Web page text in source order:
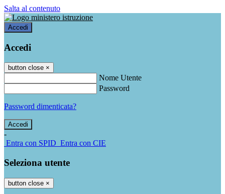
Salta al contenuto
Accedi
Accedi
button close ×
Nome Utente
Password
Password dimenticata?
-
Entra con SPID Entra con CIE
Seleziona utente
button close ×